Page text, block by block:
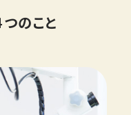
のこと